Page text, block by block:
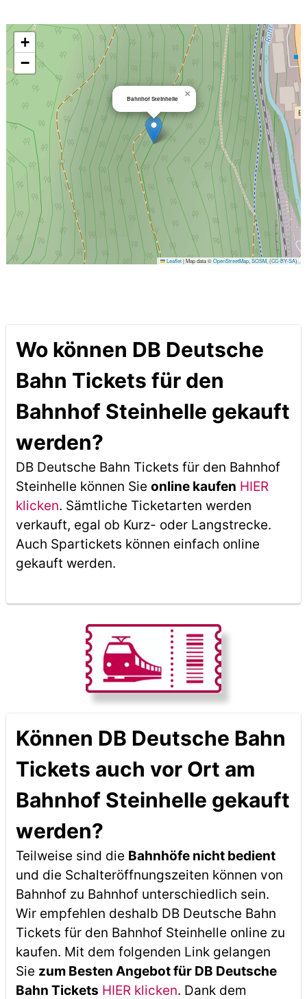
Bahnhof Steinhelle ×
+
−
Leaflet|Map data ©OpenStreetMap ,SOSM , (CC-BY-SA)
Wo können DB Deutsche
Bahn Tickets für den
Bahnhof Steinhelle gekauft
werden?
DB Deutsche Bahn Tickets für den Bahnhof
Steinhelle können Sie online kaufen HIER
klicken. Sämtliche Ticketarten werden
verkauft, egal ob Kurz- oder Langstrecke.
Auch Spartickets können einfach online
gekauft werden.
Können DB Deutsche Bahn
Tickets auch vor Ort am
Bahnhof Steinhelle gekauft
werden?
Teilweise sind die Bahnhöfe nicht bedient
und die Schalteröffnungszeiten können von
Bahnhof zu Bahnhof unterschiedlich sein.
Wir empfehlen deshalb DB Deutsche Bahn
Tickets für den Bahnhof Steinhelle online zu
kaufen. Mit dem folgenden Link gelangen
Sie zum Besten Angebot für DB Deutsche
Bahn Tickets HIER klicken. Dank dem